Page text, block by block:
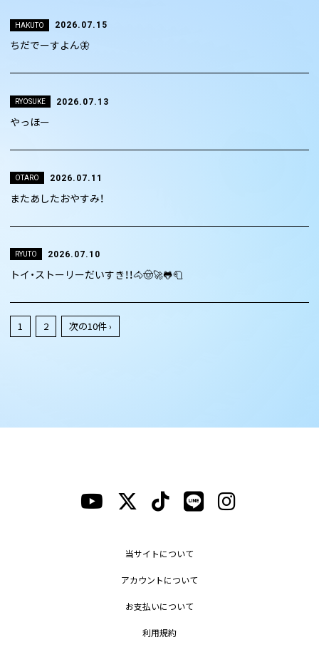
HAKUTO 2026.07.15
ちだでーすよん🦋
RYOSUKE 2026.07.13
やっほー
OTARO 2026.07.11
またあしたおやすみ！
RYUTO 2026.07.10
トイ・ストーリーだいすき！！🐴🤠🚀🐸🧻
1 2 次の10件 ›
当サイトについて
アカウントについて
お支払いについて
利用規約